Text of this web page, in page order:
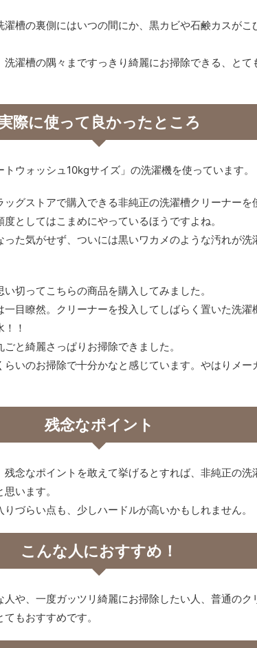
槽の裏側にはいつの間にか、黒カビや石鹸カスがこ
濯槽の隅々まですっきり綺麗にお掃除できる、とて
際に使って良かったところ
ウォッシュ10kgサイズ」の洗濯機を使っています。
ッグストアで購入できる非純正の洗濯槽クリーナーを
としてはこまめにやっているほうですよね。
った気がせず、ついには黒いワカメのような汚れが洗
切ってこちらの商品を購入してみました。
目瞭然。クリーナーを投入してしばらく置いた洗濯
！
と綺麗さっぱりお掃除できました。
いのお掃除で十分かなと感じています。やはりメー
残念なポイント
念なポイントを敢えて挙げるとすれば、非純正の洗
います。
づらい点も、少しハードルが高いかもしれません。
こんな人におすすめ！
人や、一度ガッツリ綺麗にお掃除したい人、普通のク
もおすすめです。